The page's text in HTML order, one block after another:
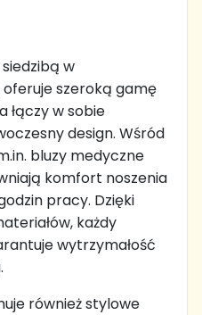
siedzibą w
szeroką gamę
łączy w sobie
design. Wśród
bluzy medyczne
komfort noszenia
pracy. Dzięki
każdy
wytrzymałość
również stylowe